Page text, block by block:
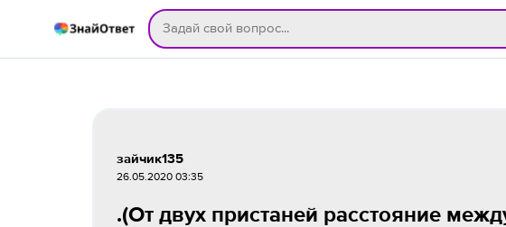
зайчик135
26.05.2020 03:35
.(От двух пристаней расстояние